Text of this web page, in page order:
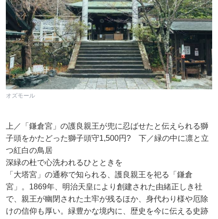
オズモール
上／「鎌倉宮」の護良親王が兜に忍ばせたと伝えられる獅
子頭をかたどった獅子頭守1,500円? 下／緑の中に凛と立
つ紅白の鳥居
深緑の杜で心洗われるひとときを
「大塔宮」の通称で知られる、護良親王を祀る「鎌倉
宮」。1869年、明治天皇により創建された由緒正しき社
で、親王が幽閉された土牢が残るほか、身代わり様や厄除
けの信仰も厚い。緑豊かな境内に、歴史を今に伝える史跡